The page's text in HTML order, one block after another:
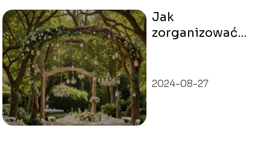
Jak
zorganizować
2024-08-27